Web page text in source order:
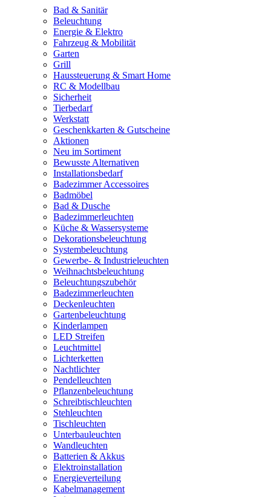
Bad & Sanitär
Beleuchtung
Energie & Elektro
Fahrzeug & Mobilität
Garten
Grill
Haussteuerung & Smart Home
RC & Modellbau
Sicherheit
Tierbedarf
Werkstatt
Geschenkkarten & Gutscheine
Aktionen
Neu im Sortiment
Bewusste Alternativen
Installationsbedarf
Badezimmer Accessoires
Badmöbel
Bad & Dusche
Badezimmerleuchten
Küche & Wassersysteme
Dekorationsbeleuchtung
Systembeleuchtung
Gewerbe- & Industrieleuchten
Weihnachtsbeleuchtung
Beleuchtungszubehör
Badezimmerleuchten
Deckenleuchten
Gartenbeleuchtung
Kinderlampen
LED Streifen
Leuchtmittel
Lichterketten
Nachtlichter
Pendelleuchten
Pflanzenbeleuchtung
Schreibtischleuchten
Stehleuchten
Tischleuchten
Unterbauleuchten
Wandleuchten
Batterien & Akkus
Elektroinstallation
Energieverteilung
Kabelmanagement